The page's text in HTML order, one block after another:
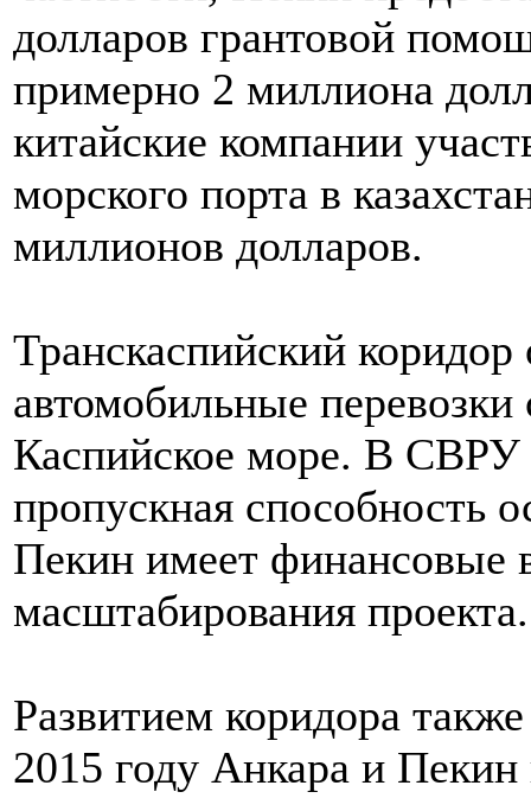
долларов грантовой
примерно 2 миллиона
китайские компании
морского порта в
миллионов долларов.
Транскаспийский
автомобильные
Каспийское море. В СВРУ
пропускная способность
Пекин имеет финансовые
масштабирования проекта.
Развитием коридора
2015 году Анкара и